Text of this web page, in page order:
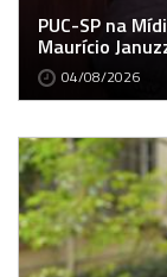
PUC-SP na
Maurício
04/08/2026